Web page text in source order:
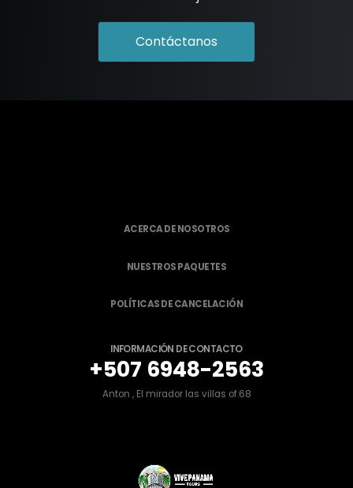
Contáctanos
ACERCA DE NOSOTROS
NUESTROS PAQUETES
POLÍTICAS DE CANCELACIÓN
INFORMACIÓN DE CONTACTO
+507 6948-2563
Anton , El mirador las villas of.68